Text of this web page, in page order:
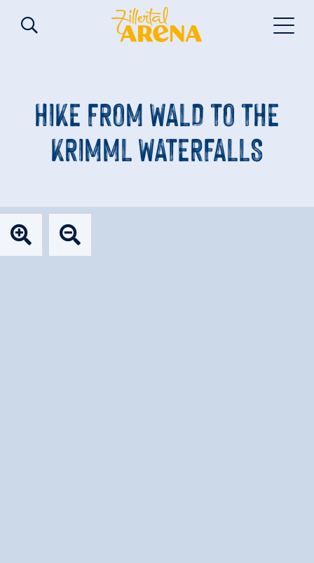
HIKE FROM WALD TO THE
KRIMML WATERFALLS